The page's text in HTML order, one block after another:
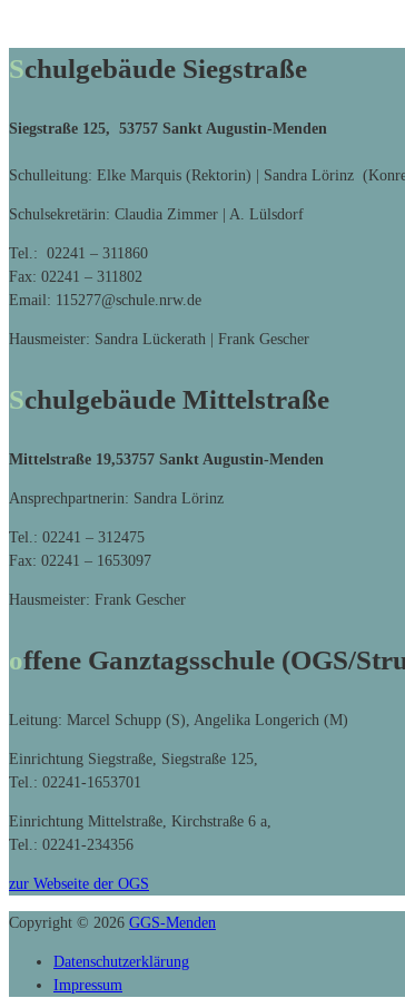
Schulgebäude Siegstraße
Siegstraße 125, 53757 Sankt Augustin-Menden
Schulleitung: Elke Marquis (Rektorin) | Sandra Lörinz
Schulsekretärin: Claudia Zimmer | A. Lülsdorf
Tel.: 02241 – 311860
Fax: 02241 – 311802
Email: 115277@schule.nrw.de
Hausmeister: Sandra Lückerath | Frank Gescher
Schulgebäude Mittelstraße
Mittelstraße 19,53757 Sankt Augustin-Menden
Ansprechpartnerin: Sandra Lörinz
Tel.: 02241 – 312475
Fax: 02241 – 1653097
Hausmeister: Frank Gescher
offene Ganztagsschule (OGS/
Leitung: Marcel Schupp (S), Angelika Longerich (M)
Einrichtung Siegstraße, Siegstraße 125,
Tel.: 02241-1653701
Einrichtung Mittelstraße, Kirchstraße 6 a,
Tel.: 02241-234356
zur Webseite der OGS
Copyright © 2026 GGS-Menden
Datenschutzerklärung
Impressum